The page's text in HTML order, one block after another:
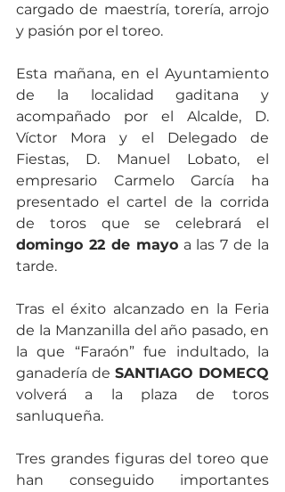
cargado de maestría, torería, arrojo
y pasión por el toreo.
Esta mañana, en el Ayuntamiento
de la localidad gaditana y
acompañado por el Alcalde, D.
Víctor Mora y el Delegado de
Fiestas, D. Manuel Lobato, el
empresario Carmelo García ha
presentado el cartel de la corrida
domingo 22 de mayo a las 7 de la
tarde.
Tras el éxito alcanzado en la Feria
de la Manzanilla del año pasado, en
la que “Faraón” fue indultado, la
ganadería de SANTIAGO DOMECQ
volverá a la plaza de toros
sanluqueña.
Tres grandes figuras del toreo que
han conseguido importantes